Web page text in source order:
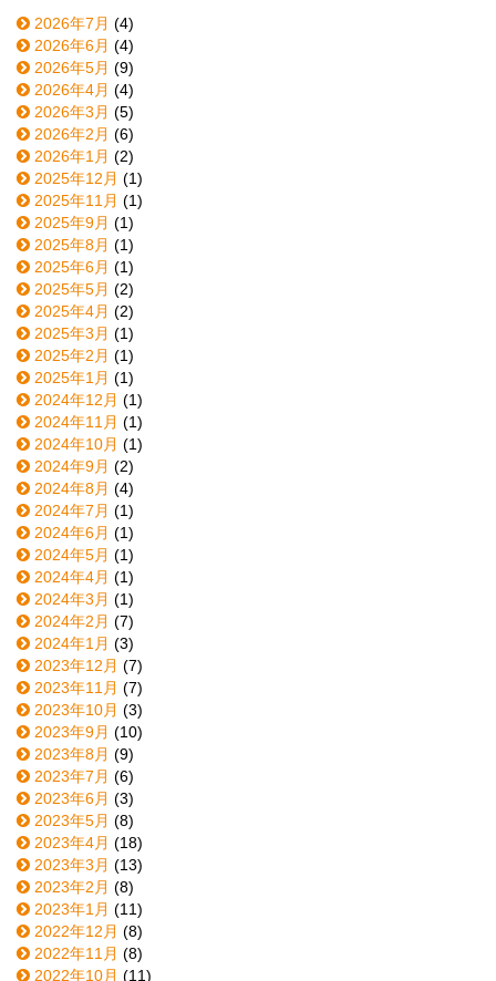
2026年7月 (4)
2026年6月 (4)
2026年5月 (9)
2026年4月 (4)
2026年3月 (5)
2026年2月 (6)
2026年1月 (2)
2025年12月 (1)
2025年11月 (1)
2025年9月 (1)
2025年8月 (1)
2025年6月 (1)
2025年5月 (2)
2025年4月 (2)
2025年3月 (1)
2025年2月 (1)
2025年1月 (1)
2024年12月 (1)
2024年11月 (1)
2024年10月 (1)
2024年9月 (2)
2024年8月 (4)
2024年7月 (1)
2024年6月 (1)
2024年5月 (1)
2024年4月 (1)
2024年3月 (1)
2024年2月 (7)
2024年1月 (3)
2023年12月 (7)
2023年11月 (7)
2023年10月 (3)
2023年9月 (10)
2023年8月 (9)
2023年7月 (6)
2023年6月 (3)
2023年5月 (8)
2023年4月 (18)
2023年3月 (13)
2023年2月 (8)
2023年1月 (11)
2022年12月 (8)
2022年11月 (8)
2022年10月 (11)